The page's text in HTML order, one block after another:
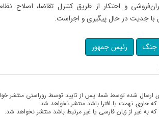
و احتکار از طریق کنترل تقاضا، اصلاح
با جدیت در حال پیگیری و اجراست.
جنگ رئیس جمهور
ارسال شده توسط شما، پس از تایید توسط روراستی منتشر
که حاوی تهمت یا افترا باشد منتشر نخواهد شد.
که به غیر از زبان فارسی یا غیر مرتبط باشد منتشر نخواهد شد.